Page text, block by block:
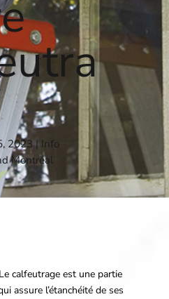
2023
Info
Montréal
calfeutrage est une partie
assure l’étanchéité de ses